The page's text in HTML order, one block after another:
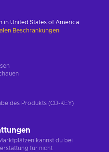
in United States of America.
Beschränkungen
des Produkts (CD-KEY)
kannst du bei
für nicht